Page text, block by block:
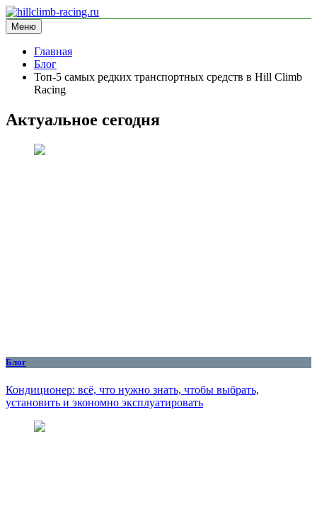
Перейти
к
содержимому
hillclimb-racing.ru
информационный сайт
Меню
Главная
Блог
Топ-5 самых редких транспортных средств в Hill Climb
Racing
Актуальное сегодня
Блог
Кондиционер: всё, что нужно знать, чтобы выбрать,
установить и экономно эксплуатировать